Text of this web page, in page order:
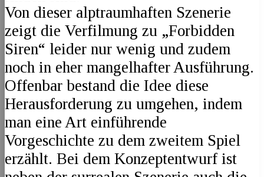
Von dieser alptraumhaften Szenerie
zeigt die Verfilmung zu „Forbidden
Siren“ leider nur wenig und zudem
noch in eher mangelhafter Ausführung.
Offenbar bestand die Idee diese
Herausforderung zu umgehen, indem
man eine Art einführende
Vorgeschichte zu dem zweitem Spiel
erzählt. Bei dem Konzeptentwurf ist